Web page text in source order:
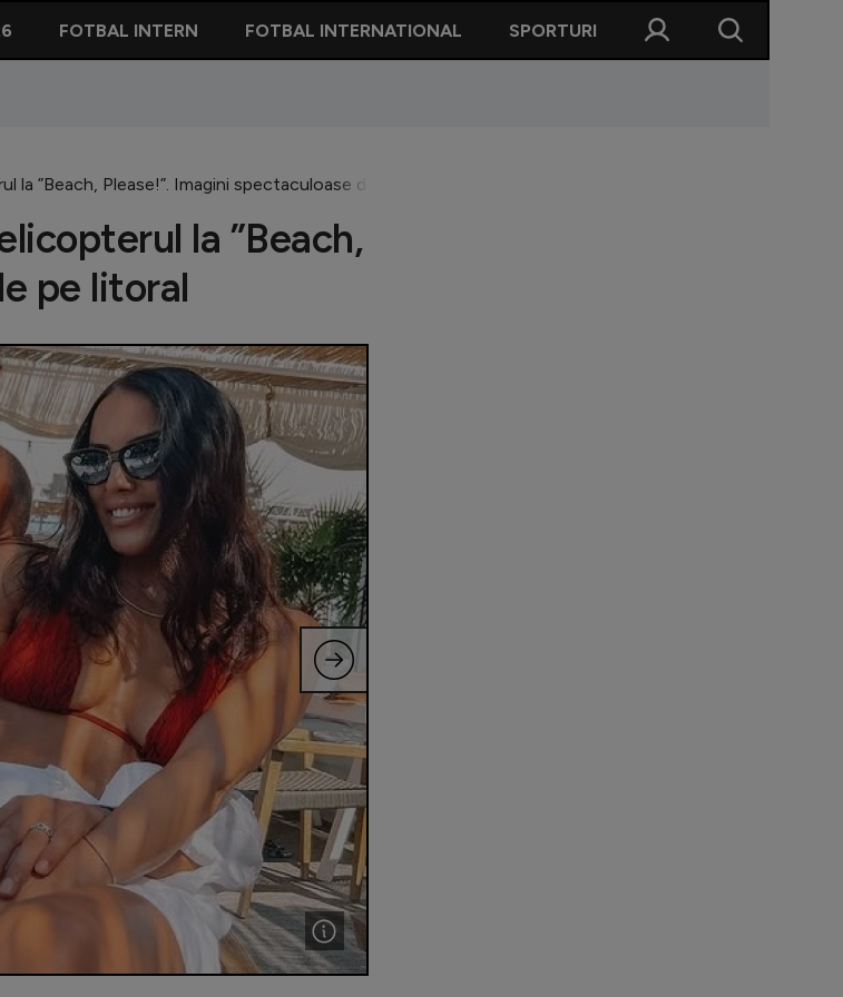
FOTBAL INTERN FOTBAL INTERNATIONAL SPORTURI
la ”Beach, Please!”. Imagini spectaculoase de pe litoral
la ”Beach,
pe litoral